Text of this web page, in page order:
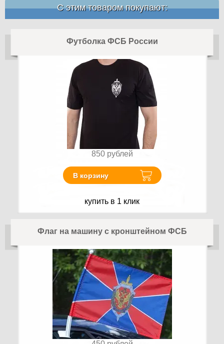
С этим товаром покупают:
Футболка ФСБ России
850 рублей
В корзину
купить в 1 клик
Флаг на машину с кронштейном ФСБ